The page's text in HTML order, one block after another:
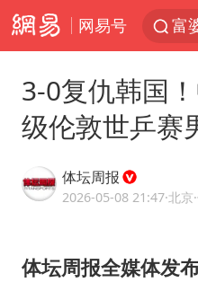
网易号
“
白
3-0复仇韩国
级伦敦世乒赛
体坛周报
2026-05-08 21:47·北京
体坛周报全媒体发